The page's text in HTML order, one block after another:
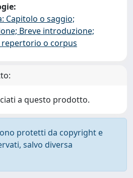
Capitolo o saggio;
Breve introduzione;
repertorio o corpus
a questo prodotto.
protetti da copyright e
salvo diversa